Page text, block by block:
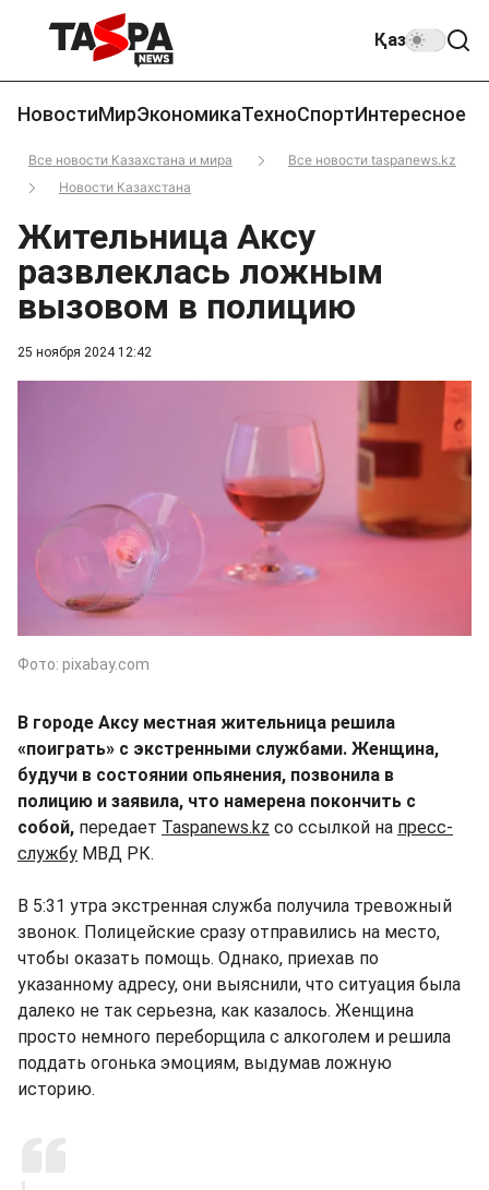
Қаз
НовостиМирЭкономикаТехноСпортИнтересное
Все новости Казахстана и мира
Все новости taspanews.kz
Новости Казахстана
25 ноября 2024 12:42
Жительница Аксу
развлеклась ложным
вызовом в полицию
Фото: pixabay.com
В городе Аксу местная жительница решила
«поиграть» с экстренными службами. Женщина,
будучи в состоянии опьянения, позвонила в
полицию и заявила, что намерена покончить с
собой, передает Taspanews.kz со ссылкой на пресс-
службу МВД РК.
В 5:31 утра экстренная служба получила тревожный
звонок. Полицейские сразу отправились на место,
чтобы оказать помощь. Однако, приехав по
указанному адресу, они выяснили, что ситуация была
далеко не так серьезна, как казалось. Женщина
просто немного переборщила с алкоголем и решила
поддать огонька эмоциям, выдумав ложную
историю.